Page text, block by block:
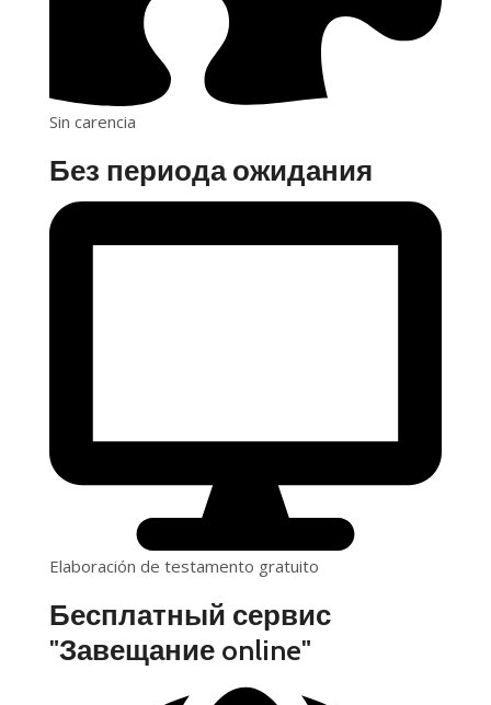
Sin carencia
Без периода ожидания
Elaboración de testamento gratuito
Бесплатный сервис
"Завещание online"